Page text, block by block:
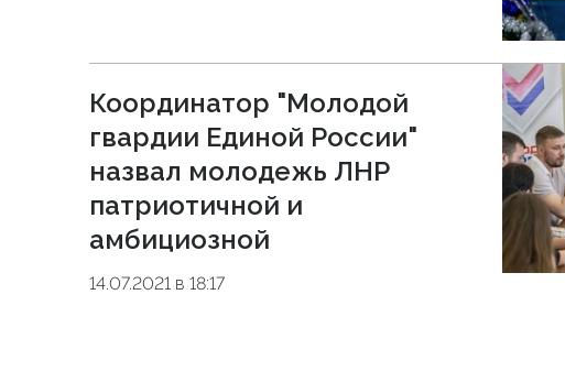
Координатор "Молодой
гвардии Единой России"
назвал молодежь ЛНР
патриотичной и
амбициозной
14.07.2021 в 18:17